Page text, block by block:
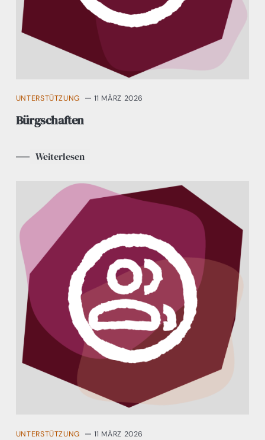
UNTERSTÜTZUNG 11 MÄRZ 2026
Bürgschaften
Weiterlesen
UNTERSTÜTZUNG 11 MÄRZ 2026